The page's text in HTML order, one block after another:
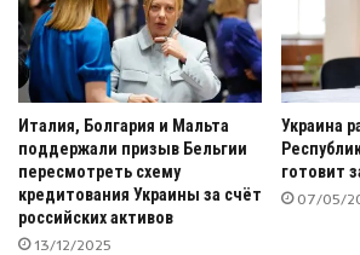
Италия, Болгария и Мальта
поддержали призыв Бельгии
пересмотреть схему
кредитования Украины за счёт
российских активов
13/12/2025
Украина
готовит
07/05/